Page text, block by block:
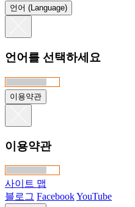
언어 (Language)
언어를 선택하세요
이용약관
이용약관
사이트 맵
블로그 FacebookYouTube